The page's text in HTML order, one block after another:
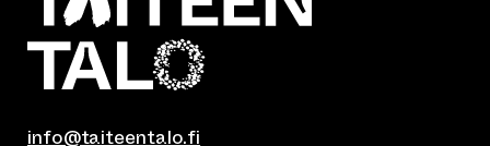
info@taiteentalo.fi